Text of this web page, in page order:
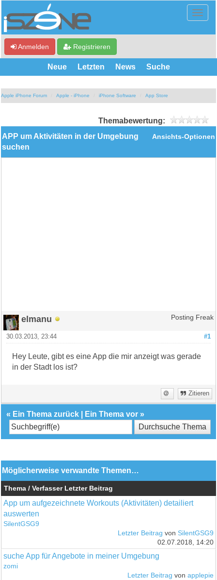
Anmelden Registrieren
Neue Letzten News Suche
Apple iPhone Forum Apple - iPhone iPhone Software App Store
Themabewertung:
Ansichts-Optionen
APP um Aktivitäten in der Umgebung
suchen
elmanu Posting Freak
#1
30.03.2013, 23:44
Hey Leute, gibt es eine App die mir anzeigt was gerade
in der Stadt los ist?
Zitieren
« Ein Thema zurück Ein Thema vor »
Möglicherweise verwandte Themen…
Thema / Verfasser Letzter Beitrag
App um aufgezeichnete Workouts (Aktivitäten) detailiert
auswerten
SilentGSG9
Letzter Beitrag von SilentGSG9
02.07.2018, 14:20
suche App für Angebote in meiner Umgebung
zomi
Letzter Beitrag von applepie